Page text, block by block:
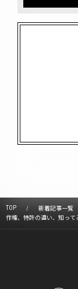
TOP 新着記事一覧
作権、特許の違い、知って